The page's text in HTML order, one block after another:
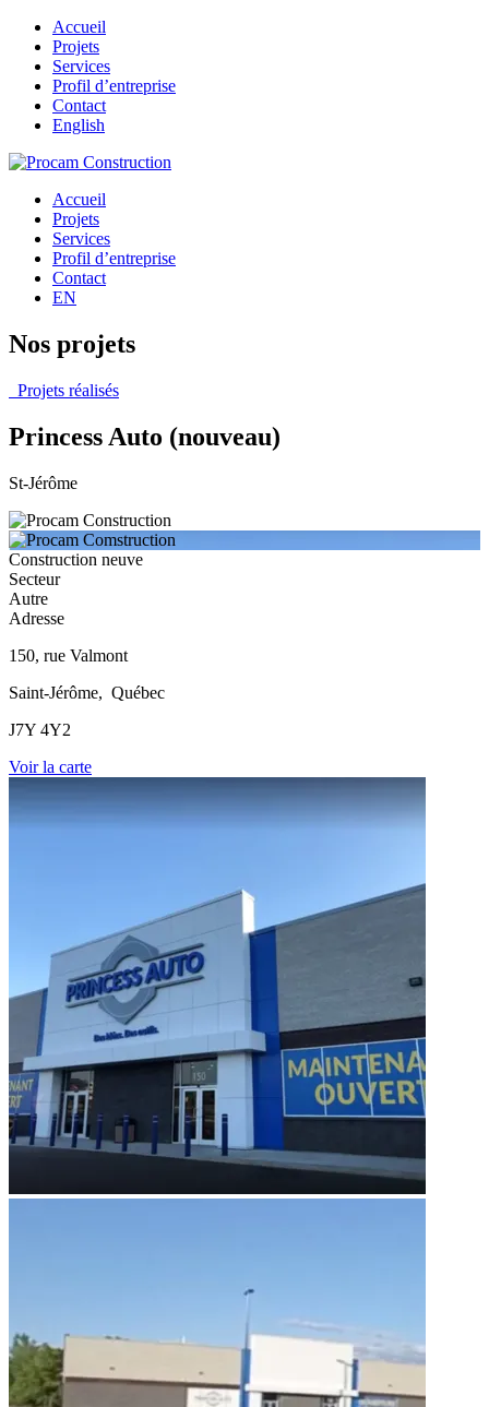
Accueil
Projets
Services
Profil d’entreprise
Contact
English
Accueil
Projets
Services
Profil d’entreprise
Contact
EN
Nos projets
Projets réalisés
Princess Auto (nouveau)
St-Jérôme
Construction neuve
Secteur
Autre
Adresse
150, rue Valmont
Saint-Jérôme, Québec
J7Y 4Y2
Voir la carte